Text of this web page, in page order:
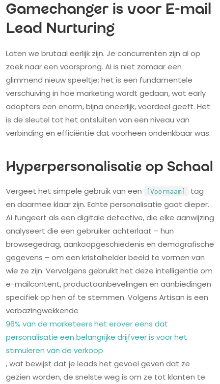
Gamechanger is voor E-mail
Lead Nurturing
Laten we brutaal eerlijk zijn. Je concurrenten zijn al op
zoek naar een voorsprong. AI is niet zomaar een
glimmend nieuw speeltje; het is een fundamentele
verschuiving in hoe marketing wordt gedaan, wat early
adopters een enorm, bijna oneerlijk, voordeel geeft. Het
is de sleutel tot het ontsluiten van een niveau van
verbinding en efficiëntie dat voorheen ondenkbaar was.
Hyperpersonalisatie op Schaal
Vergeet het simpele gebruik van een [Voornaam]
tag
en daarmee klaar zijn. Echte personalisatie gaat dieper.
AI fungeert als een digitale detective, die elke aanwijzing
analyseert die een gebruiker achterlaat – hun
browsegedrag, aankoopgeschiedenis en demografische
gegevens – om een kristalhelder beeld te vormen van
wie ze zijn. Vervolgens gebruikt het deze intelligentie om
e-mailcontent, productaanbevelingen en aanbiedingen
specifiek op hen af te stemmen. Volgens Artisan is een
verbazingwekkende
96% van de marketeers het erover eens dat
personalisatie een belangrijke drijfveer is voor het
stimuleren van de verkoop
, wat bewijst dat je leads het gevoel geven dat ze
gezien worden, de snelste weg is om ze tot klanten te